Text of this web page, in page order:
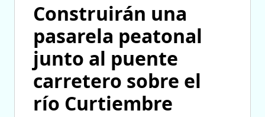
Construirán una
pasarela peatonal
junto al puente
carretero sobre el
río Curtiembre